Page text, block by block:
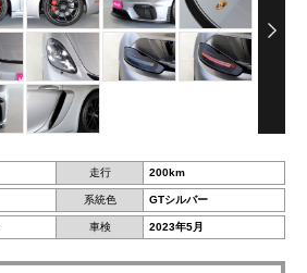
走行 200km
系統色 GTシルバー
車検 2023年5月